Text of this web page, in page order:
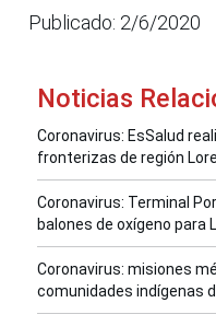
Publicado: 2/6/2020
Noticias
Coronavirus: EsSalud
fronterizas de región
Coronavirus: Terminal
balones de oxígeno para
Coronavirus: misiones
comunidades indígenas